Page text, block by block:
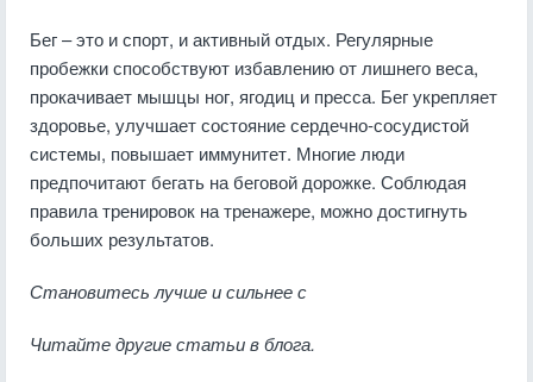
Бег – это и спорт, и активный отдых. Регулярные
пробежки способствуют избавлению от лишнего веса,
прокачивает мышцы ног, ягодиц и пресса. Бег укрепляет
здоровье, улучшает состояние сердечно-сосудистой
системы, повышает иммунитет. Многие люди
предпочитают бегать на беговой дорожке. Соблюдая
правила тренировок на тренажере, можно достигнуть
больших результатов.
Становитесь лучше и сильнее с
Читайте другие статьи в блога.